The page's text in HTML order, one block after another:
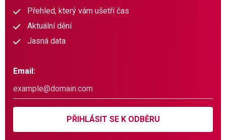
Přehled, který vám ušetří čas
Aktuální dění
Jasná data
Email:
PŘIHLÁSIT SE K ODBĚRU